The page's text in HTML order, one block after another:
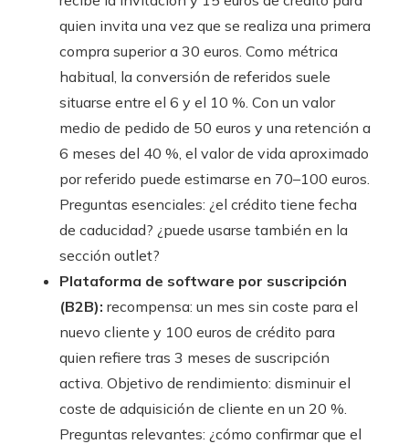
quien invita una vez que se realiza una primera
compra superior a 30 euros. Como métrica
habitual, la conversión de referidos suele
situarse entre el 6 y el 10 %. Con un valor
medio de pedido de 50 euros y una retención a
6 meses del 40 %, el valor de vida aproximado
por referido puede estimarse en 70–100 euros.
Preguntas esenciales: ¿el crédito tiene fecha
de caducidad? ¿puede usarse también en la
sección outlet?
Plataforma de software por suscripción
(B2B): recompensa: un mes sin coste para el
nuevo cliente y 100 euros de crédito para
quien refiere tras 3 meses de suscripción
activa. Objetivo de rendimiento: disminuir el
coste de adquisición de cliente en un 20 %.
Preguntas relevantes: ¿cómo confirmar que el